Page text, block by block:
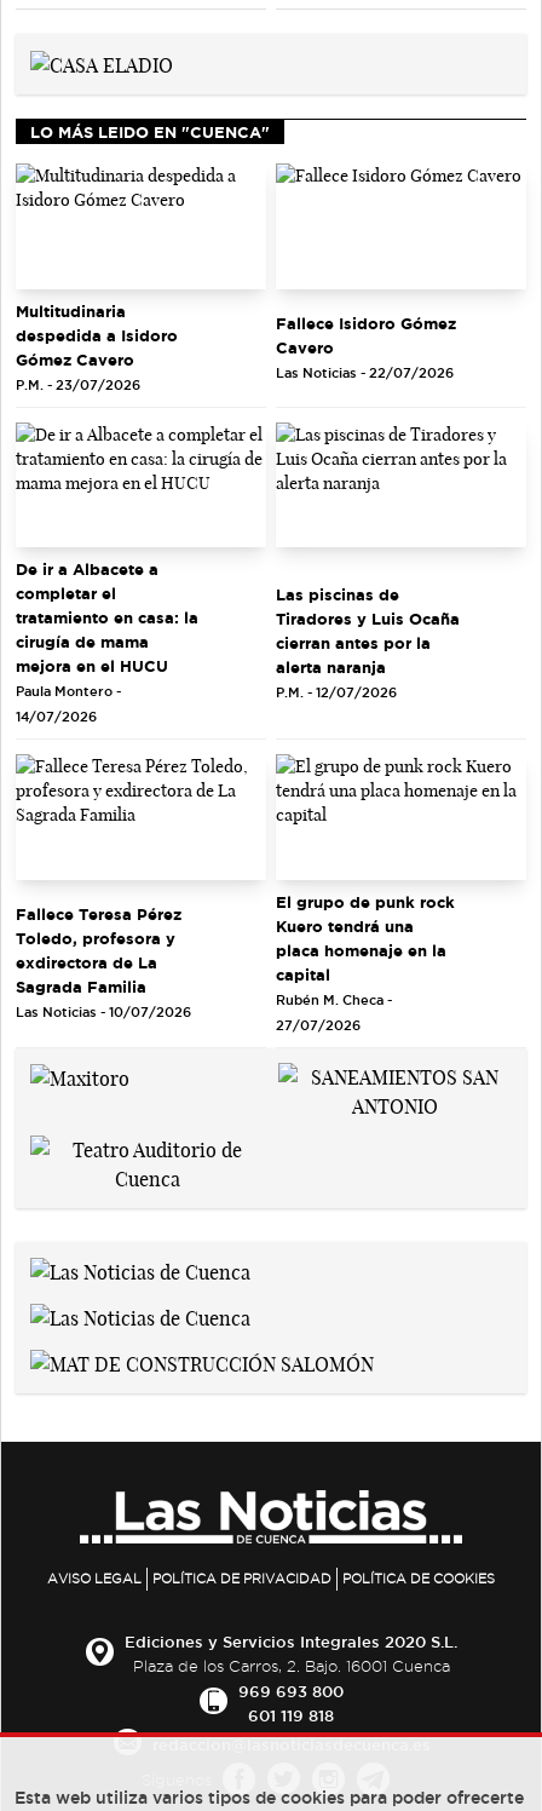
LO MÁS LEIDO EN "CUENCA"
Multitudinaria
despedida a Isidoro
Gómez Cavero
P.M. - 23/07/2026
Fallece Isidoro Gómez
Cavero
Las Noticias - 22/07/2026
De ir a Albacete a
completar el
tratamiento en casa: la
cirugía de mama
mejora en el HUCU
Paula Montero -
14/07/2026
Las piscinas de
Tiradores y Luis Ocaña
cierran antes por la
alerta naranja
P.M. - 12/07/2026
Fallece Teresa Pérez
Toledo, profesora y
exdirectora de La
Sagrada Familia
Las Noticias - 10/07/2026
El grupo de punk rock
Kuero tendrá una
placa homenaje en la
capital
Rubén M. Checa -
27/07/2026
AVISO LEGAL POLÍTICA DE PRIVACIDAD POLÍTICA DE COOKIES
Ediciones y Servicios Integrales 2020 S.L.
Plaza de los Carros, 2. Bajo. 16001 Cuenca
969 693 800
601 119 818
Esta web utiliza varios tipos de cookies para poder ofrecerte